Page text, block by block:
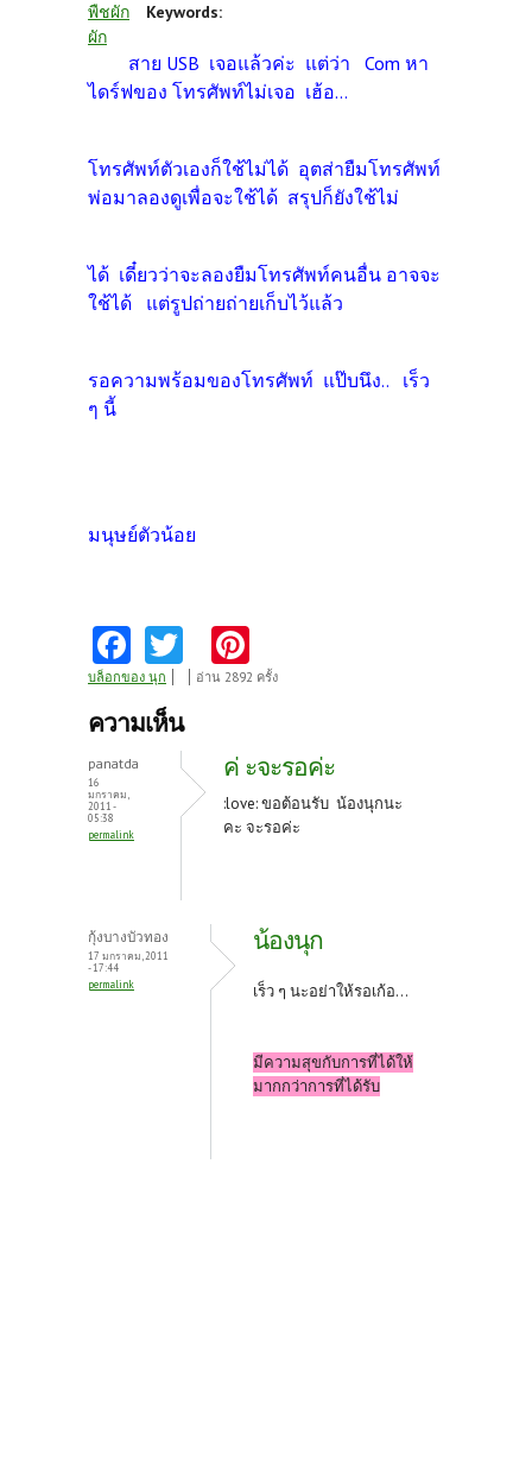
พืชผัก
Keywords:
ผัก
สาย USB เจอแล้วค่ะ แต่ว่า Com หา
ไดร์ฟของ โทรศัพท์ไม่เจอ เฮ้อ...
โทรศัพท์ตัวเองก็ใช้ไม่ได้ อุตส่ายืมโทรศัพท์
พ่อมาลองดูเพื่อจะใช้ได้ สรุปก็ยังใช้ไม่
ได้ เดี๋ยวว่าจะลองยืมโทรศัพท์คนอื่น อาจจะ
ใช้ได้ แต่รูปถ่ายถ่ายเก็บไว้แล้ว
รอความพร้อมของโทรศัพท์ แป๊บนึง.. เร็ว
ๆ นี้
มนุษย์ตัวน้อย
Fa
ce
b
o
k
w
itt
nt
es
t
บล็อกของ นุก อ่าน 2892 ครั้ง
ความเห็น
panatda
16
มกราคม,
2011 -
05:38
permalink
ค่ ะจะรอค่ะ
:love: ขอต้อนรับ น้องนุกนะ
คะ จะรอค่ะ
กุ้งบางบัวทอง
17 มกราคม, 2011
- 17:44
permalink
น้องนุก
เร็ว ๆ นะอย่าให้รอเก้อ...
มีความสุขกับการที่ได้ให้
มากกว่าการที่ได้รับ